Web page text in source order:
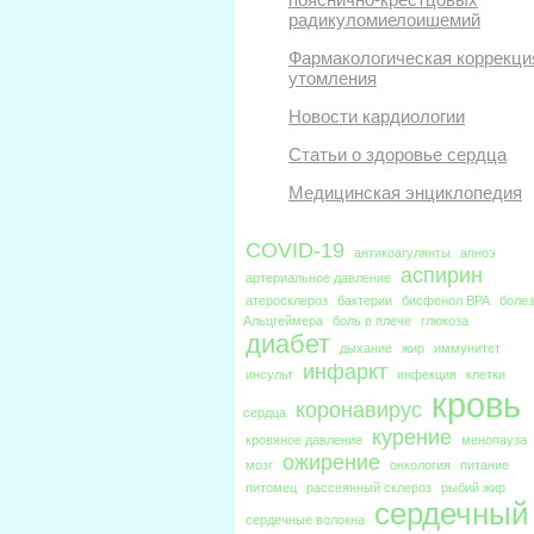
радикуломиелоишемий
Фармакологическая
утомления
Новости кардиологии
Статьи о здоровье сердца
Медицинская энциклопедия
COVID-19 антикоагулянты
апноэ
артериальное давление
аспирин
атеросклероз бактерии бисфенол BPA
Альцгеймера
боль в плече глюкоза
диабет дыхание жир
иммунитет
инсульт
инфаркт инфекция клетки
сердца коронавирус кровь
кровяное давление курение
менопауза
мозг
ожирение онкология
питание
питомец
рассеянный склероз рыбий жир
сердечные волокна
сердечный